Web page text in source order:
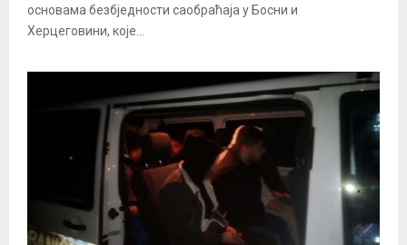
основама безбједности саобраћаја у Босни и
Херцеговини, које...